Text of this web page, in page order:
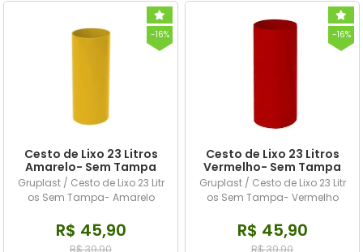
-16%
Cesto de Lixo 23 Litros
Amarelo- Sem Tampa
Gruplast / Cesto de Lixo 23 Litr
os Sem Tampa- Amarelo
R$ 45,90
R$ 39,90
-16%
Cesto de Lixo 23 Litros
Vermelho- Sem Tampa
Gruplast / Cesto de Lixo 23 Litr
os Sem Tampa- Vermelho
R$ 45,90
R$ 39,90